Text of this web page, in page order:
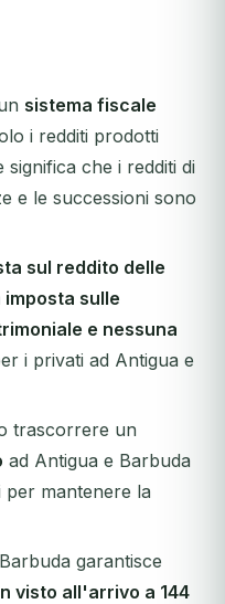
sistema fiscale
i redditi prodotti
che i redditi di
e le successioni sono
sul reddito delle
sulle
e nessuna
i privati ad Antigua e
trascorrere un
ad Antigua e Barbuda
mantenere la
garantisce
visto all'arrivo a 144